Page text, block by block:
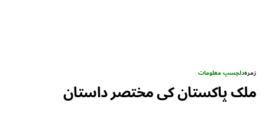
زمرہدلچسپ معلومات
ملک پاکستان کی مختصر داستان